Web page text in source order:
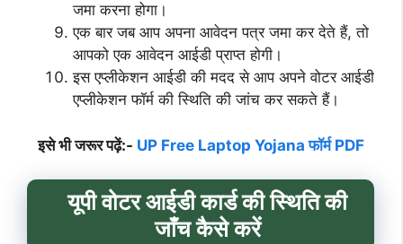
जमा करना होगा।
एक बार जब आप अपना आवेदन पत्र जमा कर देते हैं, तो
आपको एक आवेदन आईडी प्राप्त होगी।
इस एप्लीकेशन आईडी की मदद से आप अपने वोटर आईडी
एप्लीकेशन फॉर्म की स्थिति की जांच कर सकते हैं।
इसे भी जरूर पढ़ें:- UP Free Laptop Yojana फॉर्म PDF
यूपीवोटर आईडी कार्ड की स्थिति की
जाँच कैसे करें